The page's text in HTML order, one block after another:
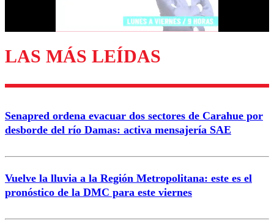
Enviar comentario
LAS MÁS LEÍDAS
Senapred ordena evacuar dos sectores de Carahue por
desborde del río Damas: activa mensajería SAE
Vuelve la lluvia a la Región Metropolitana: este es el
pronóstico de la DMC para este viernes